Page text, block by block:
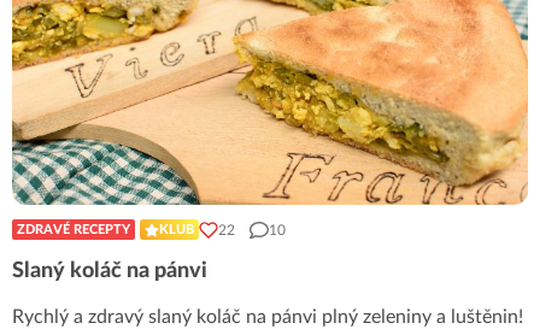
ZDRAVÉ RECEPTY KLUB 22 10
Slaný koláč na pánvi
Rychlý a zdravý slaný koláč na pánvi plný zeleniny a luštěnin!